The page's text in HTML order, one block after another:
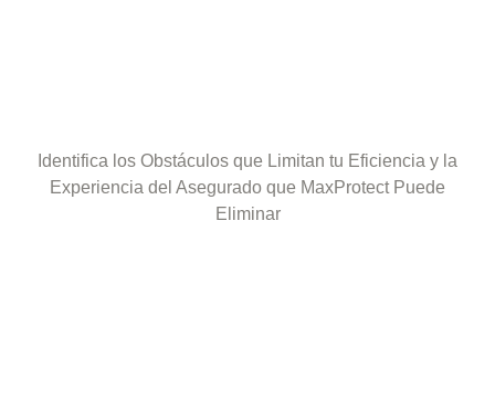
Identifica los Obstáculos que Limitan tu Eficiencia y la
Experiencia del Asegurado que MaxProtect Puede
Eliminar